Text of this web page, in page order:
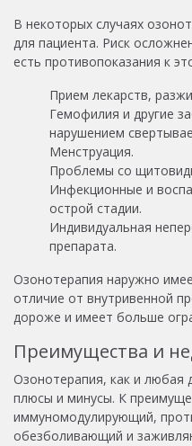
В некоторых случаях
для пациента. Риск
есть противопоказания к
Прием лекарств,
Гемофилия и другие
нарушением
Менструация.
Проблемы со
Инфекционные и
острой стадии.
Индивидуальная
препарата.
Озонотерапия наружно
отличие от внутривенной
дороже и имеет больше
Преимущества и
Озонотерапия, как и любая
плюсы и минусы. К
иммуномодулирующий,
обезболивающий и